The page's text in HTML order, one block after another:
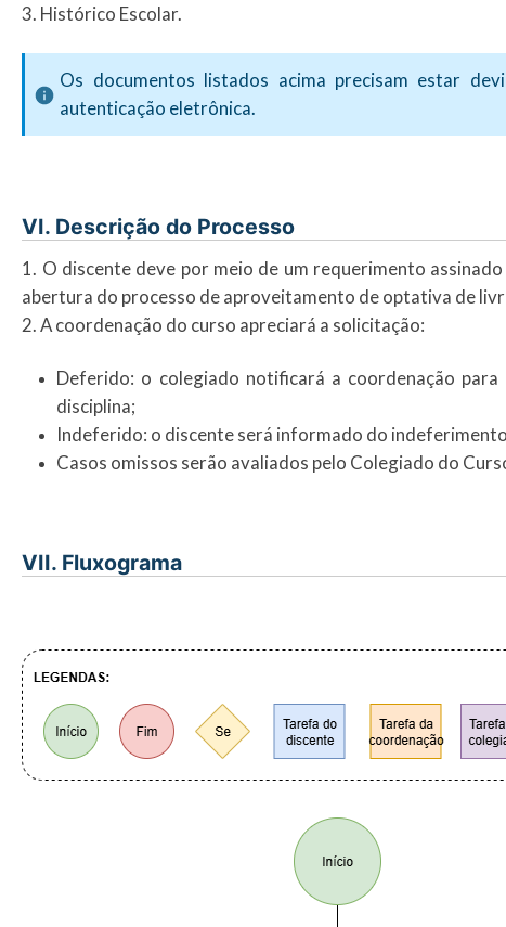
3. Histórico Escolar.
Os documentos listados acima precisam estar
autenticação eletrônica.
VI. Descrição do Processo
1. O discente deve por meio de um requerimento
abertura do processo de aproveitamento de optativa de
2. A coordenação do curso apreciará a solicitação:
Deferido: o colegiado notificará a coordenação
disciplina;
Indeferido: o discente será informado do
Casos omissos serão avaliados pelo Colegiado do
VII. Fluxograma